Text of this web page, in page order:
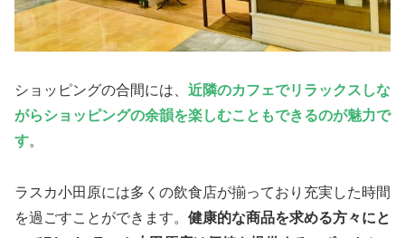
ショッピングの合間には、 近隣のカフェでリラックスしな
がらショッピングの余韻を楽しむこともできるのが魅力で
す。
ラスカ小田原には多くの飲食店が揃っており充実した時間
を過ごすことができます。 健康的な商品を求める方々にと